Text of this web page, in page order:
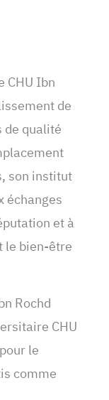
CHU Ibn
de
de qualité
son institut
échanges
et à
le bien-être
Rochd
CHU
le
comme